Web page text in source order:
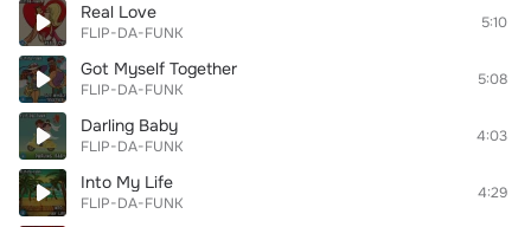
Real Love
FLIP-DA-FUNK
5:10
Got Myself Together
FLIP-DA-FUNK
5:08
Darling Baby
FLIP-DA-FUNK
4:03
Into My Life
FLIP-DA-FUNK
4:29